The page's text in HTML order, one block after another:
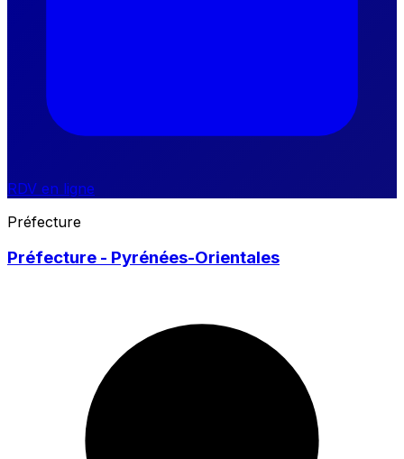
RDV en ligne
Préfecture
Préfecture - Pyrénées-Orientales